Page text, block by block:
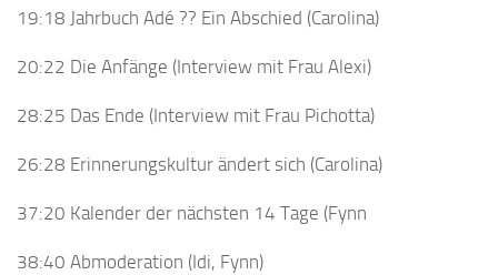
19:18 Jahrbuch Adé ?? Ein Abschied (Carolina)
20:22 Die Anfänge (Interview mit Frau Alexi)
28:25 Das Ende (Interview mit Frau Pichotta)
26:28 Erinnerungskultur ändert sich (Carolina)
37:20 Kalender der nächsten 14 Tage (Fynn
38:40 Abmoderation (Idi, Fynn)